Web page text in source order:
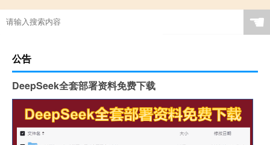
☚
公告
DeepSeek全套部署资料免费下载